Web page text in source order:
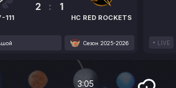
111
2 : 1
HC RED ROCKETS
Сезон 2025-2026 LIVE
3:05